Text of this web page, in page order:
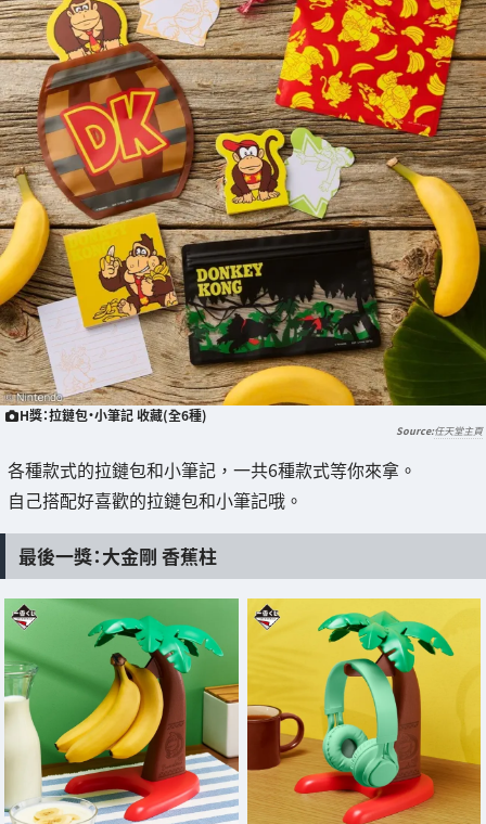
H獎：拉鏈包・小筆記 收藏(全6種)
任天堂主頁
各種款式的拉鏈包和小筆記，一共6種款式等你來拿。
自己搭配好喜歡的拉鏈包和小筆記哦。
最後一獎：大金剛 香蕉柱